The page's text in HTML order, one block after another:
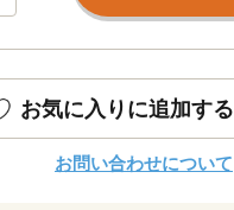
お気に入りに追加する
お問い合わせについて